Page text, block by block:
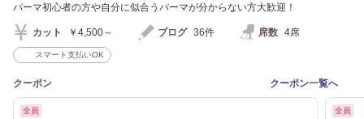
パーマ初心者の方や自分に似合うパーマが分からない方大歓迎！
カット ￥4,500～ ブログ 36件 席数 4席
スマート支払いOK
クーポン クーポン一覧へ
全員 全員